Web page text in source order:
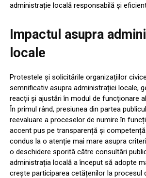
administrație locală responsabilă și
Impactul asupra
locale
Protestele și solicitările organizațiilor
semnificativ asupra administrației locale,
reacții și ajustări în modul de funcționare
În primul rând, presiunea din partea
reevaluare a proceselor de numire în
accent pus pe transparență și
condus la o atenție mai mare asupra
o deschidere sporită către consultări
administrația locală a început să adopte
crește participarea cetățenilor la procesul